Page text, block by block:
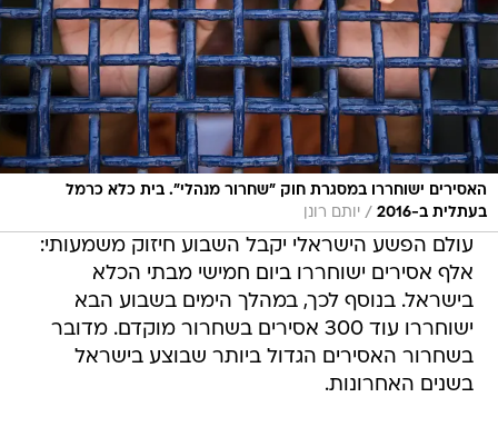
האסירים ישוחררו במסגרת חוק "שחרור מנהלי". בית כלא כרמל
בעתלית ב-2016
/ יותם רונן
עולם הפשע הישראלי יקבל השבוע חיזוק משמעותי:
אלף אסירים ישוחררו ביום חמישי מבתי הכלא
בישראל. בנוסף לכך, במהלך הימים בשבוע הבא
ישוחררו עוד 300 אסירים בשחרור מוקדם. מדובר
בשחרור האסירים הגדול ביותר שבוצע בישראל
בשנים האחרונות.